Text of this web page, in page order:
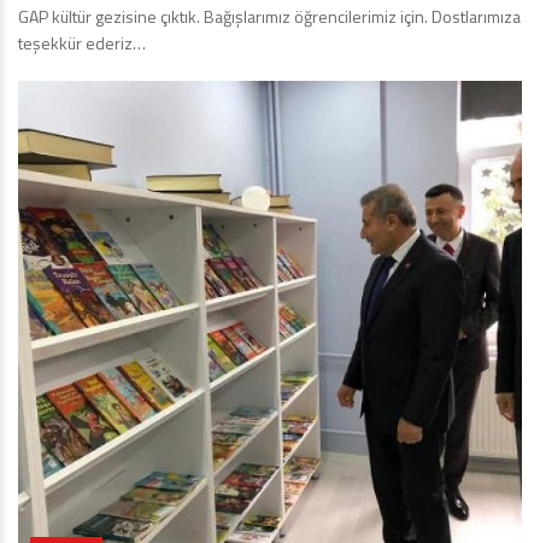
GAP kültür gezisine çıktık. Bağışlarımız öğrencilerimiz için. Dostlarımıza
teşekkür ederiz…